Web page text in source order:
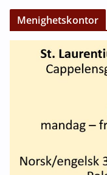
Menighetskontor